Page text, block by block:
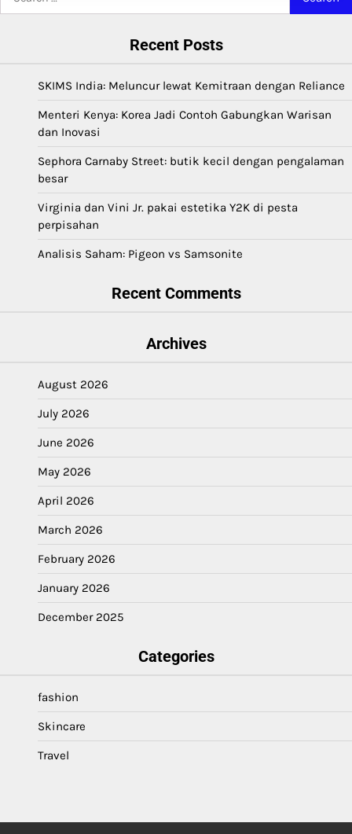
Recent Posts
SKIMS India: Meluncur lewat Kemitraan dengan Reliance
Menteri Kenya: Korea Jadi Contoh Gabungkan Warisan
dan Inovasi
Sephora Carnaby Street: butik kecil dengan pengalaman
besar
Virginia dan Vini Jr. pakai estetika Y2K di pesta
perpisahan
Analisis Saham: Pigeon vs Samsonite
Recent Comments
Archives
August 2026
July 2026
June 2026
May 2026
April 2026
March 2026
February 2026
January 2026
December 2025
Categories
fashion
Skincare
Travel